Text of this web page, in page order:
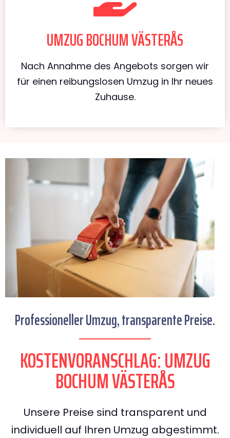
UMZUG BOCHUM VÄSTERÅS
Nach Annahme des Angebots sorgen wir
für einen reibungslosen Umzug in Ihr neues
Zuhause.
Professioneller Umzug, transparente Preise.
KOSTENVORANSCHLAG: UMZUG
BOCHUM VÄSTERÅS
Unsere Preise sind transparent und
individuell auf Ihren Umzug abgestimmt.